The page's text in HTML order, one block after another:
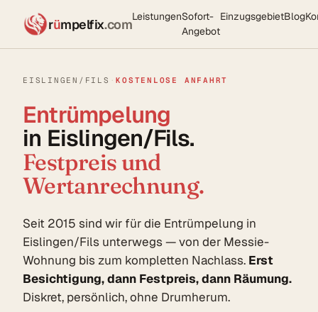
rümpelfix.comLeistungenSofort-
Angebot
EinzugsgebietBlog
EISLINGEN/FILS ·KOSTENLOSE ANFAHRT
Entrümpelung
in Eislingen/Fils.
Festpreis und
Wertanrechnung.
Seit 2015 sind wir für die Entrümpelung in
Eislingen/Fils unterwegs — von der Messie-
Wohnung bis zum kompletten Nachlass. Erst
Besichtigung, dann Festpreis, dann Räumung.
Diskret, persönlich, ohne Drumherum.